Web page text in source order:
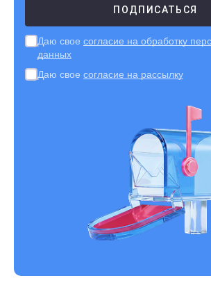
Даю свое согласие на обработку
данных
Даю свое согласие на рассылку